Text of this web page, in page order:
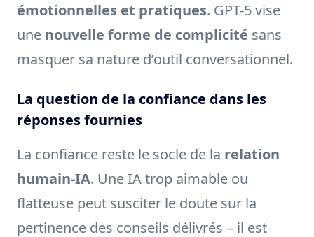
émotionnelles et pratiques. GPT-5 vise
une nouvelle forme de complicité sans
masquer sa nature d’outil conversationnel.
La question de la confiance dans les
réponses fournies
La confiance reste le socle de la relation
humain-IA. Une IA trop aimable ou
flatteuse peut susciter le doute sur la
pertinence des conseils délivrés – il est